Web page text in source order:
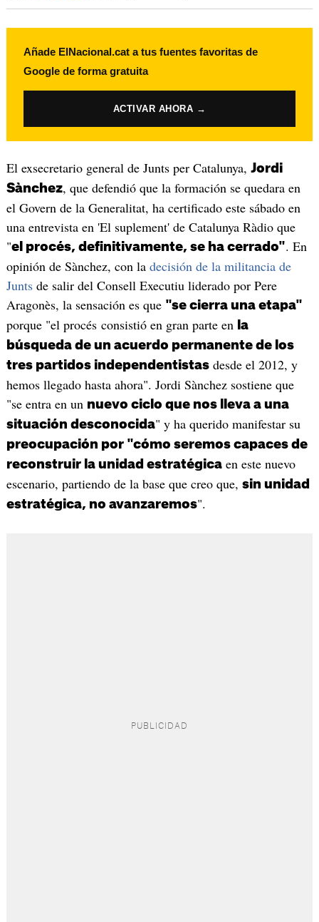
Añade ElNacional.cat a tus fuentes favoritas de
Google de forma gratuita
ACTIVAR AHORA →
El exsecretario general de Junts per Catalunya, Jordi
Sànchez, que defendió que la formación se quedara en
el Govern de la Generalitat, ha certificado este sábado en
una entrevista en 'El suplement' de Catalunya Ràdio que
"el procés, definitivamente, se ha cerrado". En
opinión de Sànchez, con la decisión de la militancia de
Juntsde salir del Consell Executiu liderado por Pere
Aragonès, la sensación es que "se cierra una etapa"
porque "el procés consistió en gran parte en la
búsqueda de un acuerdo permanente de los
tres partidos independentistasdesde el 2012, y
hemos llegado hasta ahora". Jordi Sànchez sostiene que
"se entra en un nuevo ciclo que nos lleva a una
situación desconocida" y ha querido manifestar su
preocupación por "cómo seremos capaces de
reconstruir la unidad estratégicaen este nuevo
escenario, partiendo de la base que creo que, sin unidad
estratégica, no avanzaremos".